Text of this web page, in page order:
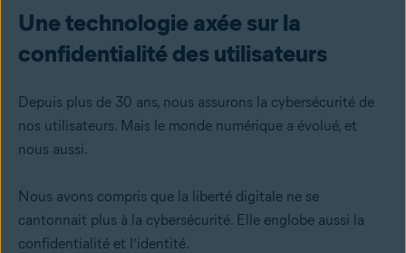
Une technologie axée sur la
confidentialité des utilisateurs
Depuis plus de 30 ans, nous assurons la cybersécurité de
nos utilisateurs. Mais le monde numérique a évolué, et
nous aussi.
Nous avons compris que la liberté digitale ne se
cantonnait plus à la cybersécurité. Elle englobe aussi la
confidentialité et l’identité.